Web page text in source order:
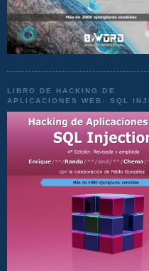
LIBRO DE HACKING DE
APLICACIONES WEB: SQL